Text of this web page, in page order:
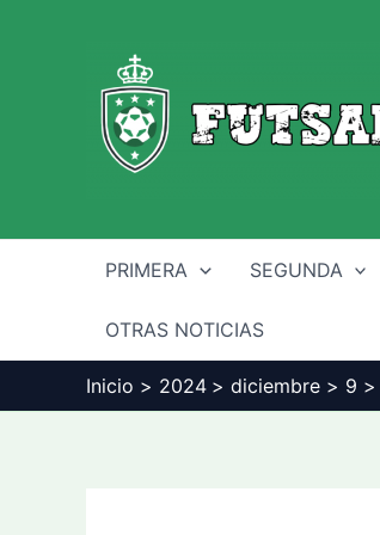
PRIMERA SEGUNDA
OTRAS NOTICIAS
Inicio 2024 diciembre 9